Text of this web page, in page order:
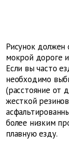
Рисунок должен
мокрой дороге
Если вы часто
необходимо
(расстояние от
жесткой
более низким
плавную езду.